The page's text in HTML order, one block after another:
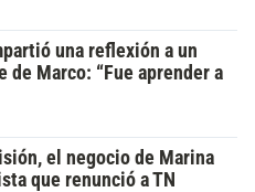
una reflexión a un
de Marco: “Fue aprender a
el negocio de Marina
que renunció a TN